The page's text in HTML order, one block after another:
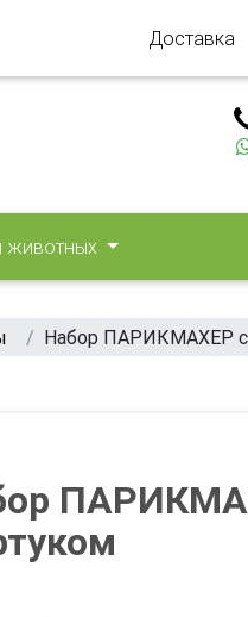
Доставка
животных
Набор ПАРИКМАХЕР